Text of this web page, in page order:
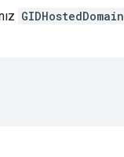
GIDHostedDomain